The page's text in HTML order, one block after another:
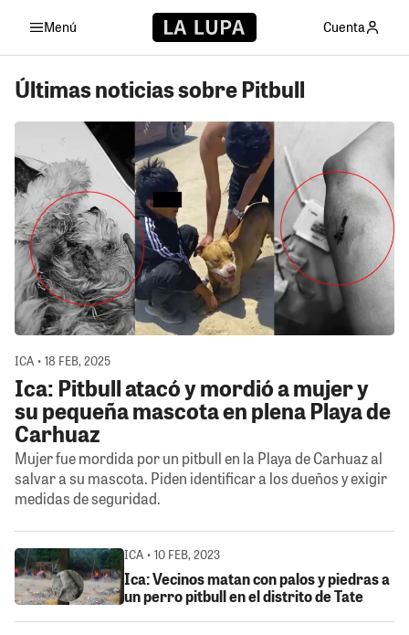
Menú Cuenta
Últimas noticias sobre Pitbull
ICA • 18 FEB, 2025
Ica: Pitbull atacó y mordió a mujer y
su pequeña mascota en plena Playa de
Carhuaz
Mujer fue mordida por un pitbull en la Playa de Carhuaz al
salvar a su mascota. Piden identificar a los dueños y exigir
medidas de seguridad.
ICA • 10 FEB, 2023
Ica: Vecinos matan con palos y piedras a
un perro pitbull en el distrito de Tate